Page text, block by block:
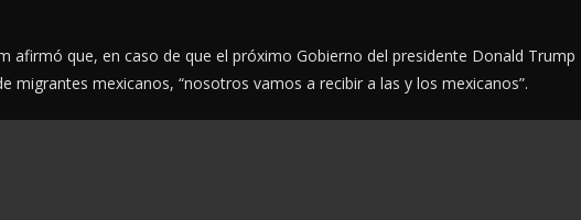
afirmó que, en caso de que el próximo Gobierno del presidente Donald Trump
migrantes mexicanos, “nosotros vamos a recibir a las y los mexicanos”.